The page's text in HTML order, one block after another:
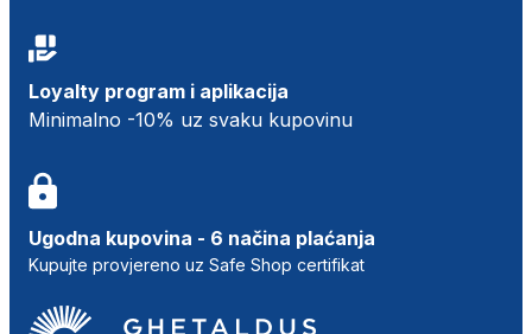
Loyalty program i aplikacija
Minimalno -10% uz svaku kupovinu
Ugodna kupovina - 6 načina plaćanja
Kupujte provjereno uz Safe Shop certifikat